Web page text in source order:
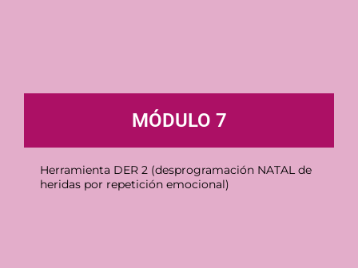
MÓDULO 7
Herramienta DER 2 (desprogramación NATAL de
heridas por repetición emocional)